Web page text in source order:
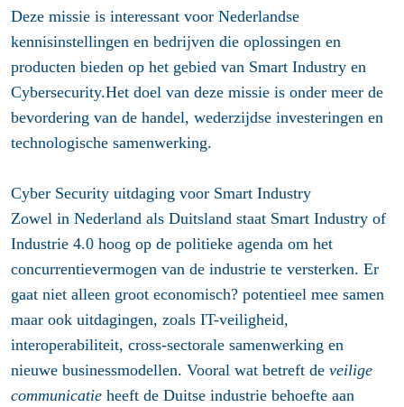
Deze missie is interessant voor Nederlandse
kennisinstellingen en bedrijven die oplossingen en
producten bieden op het gebied van Smart Industry en
Cybersecurity.Het doel van deze missie is onder meer de
bevordering van de handel, wederzijdse investeringen en
technologische samenwerking.
Cyber Security uitdaging voor Smart Industry
Zowel in Nederland als Duitsland staat Smart Industry of
Industrie 4.0 hoog op de politieke agenda om het
concurrentievermogen van de industrie te versterken. Er
gaat niet alleen groot economisch? potentieel mee samen
maar ook uitdagingen, zoals IT-veiligheid,
interoperabiliteit, cross-sectorale samenwerking en
nieuwe businessmodellen. Vooral wat betreft de veilige
communicatie heeft de Duitse industrie behoefte aan